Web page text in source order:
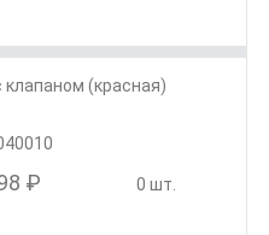
клапаном (красная)
₽ 0 шт.